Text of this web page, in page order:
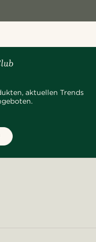
aktuellen Trends